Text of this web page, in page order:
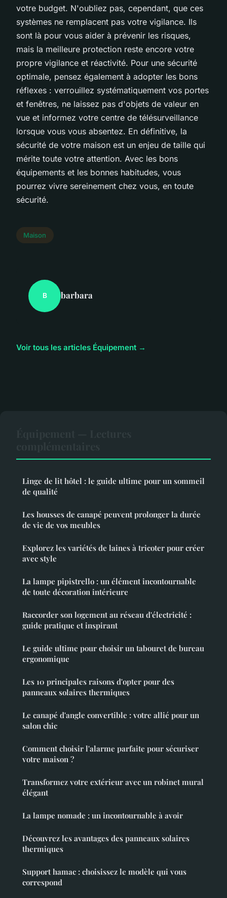
votre budget. N'oubliez pas, cependant, que ces
systèmes ne remplacent pas votre vigilance. Ils
sont là pour vous aider à prévenir les risques,
mais la meilleure protection reste encore votre
propre vigilance et réactivité. Pour une sécurité
optimale, pensez également à adopter les bons
réflexes : verrouillez systématiquement vos portes
et fenêtres, ne laissez pas d'objets de valeur en
vue et informez votre centre de télésurveillance
lorsque vous vous absentez. En définitive, la
sécurité de votre maison est un enjeu de taille qui
mérite toute votre attention. Avec les bons
équipements et les bonnes habitudes, vous
pourrez vivre sereinement chez vous, en toute
sécurité.
Maison
B barbara
Voir tous les articles Équipement →
Linge de lit hôtel : le guide ultime pour un sommeil
de qualité
Les housses de canapé peuvent prolonger la durée
de vie de vos meubles
Explorez les variétés de laines à tricoter pour créer
avec style
La lampe pipistrello : un élément incontournable
de toute décoration intérieure
Raccorder son logement au réseau d'électricité :
guide pratique et inspirant
Le guide ultime pour choisir un tabouret de bureau
ergonomique
Les 10 principales raisons d'opter pour des
panneaux solaires thermiques
Le canapé d'angle convertible : votre allié pour un
salon chic
Comment choisir l'alarme parfaite pour sécuriser
votre maison ?
Transformez votre extérieur avec un robinet mural
élégant
La lampe nomade : un incontournable à avoir
Découvrez les avantages des panneaux solaires
thermiques
Support hamac : choisissez le modèle qui vous
correspond